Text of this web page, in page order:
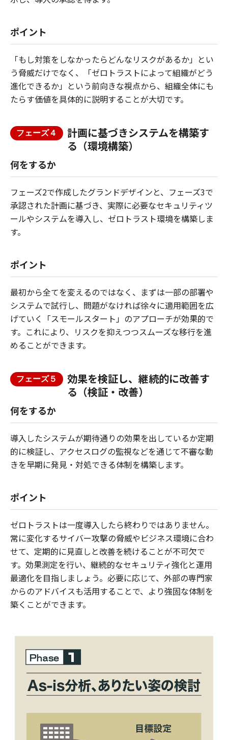
ポイント
「もし対策をしなかったらどんなリスクがあるか」とい
う脅威だけでなく、「ゼロトラストによって組織がどう
進化できるか」という前向きな視点から、組織全体にも
たらす価値を具体的に説明することが大切です。
フェーズ４
計画に基づきシステムを構築す
る（環境構築）
何をするか
フェーズ2で作成したグランドデザインと、フェーズ3で
承認された計画に基づき、実際に必要なセキュリティツ
ールやシステムを導入し、ゼロトラスト環境を構築しま
す。
ポイント
最初から全てを変えるのではなく、まずは一部の部署や
システムで試行し、問題がなければ徐々に適用範囲を広
げていく「スモールスタート」のアプローチが効果的で
す。これにより、リスクを抑えつつスムーズな移行を進
めることができます。
フェーズ５
効果を検証し、継続的に改善す
る（検証・改善）
何をするか
導入したシステムが期待通りの効果を出しているか定期
的に検証し、アクセスログの監視などを通じて不審な動
きを早期に発見・対処できる体制を構築します。
ポイント
ゼロトラストは一度導入したら終わりではありません。
常に変化するサイバー攻撃の脅威やビジネス環境に合わ
せて、定期的に見直しと改善を続けることが不可欠で
す。効果測定を行い、継続的なセキュリティ強化と運用
最適化を目指しましょう。必要に応じて、外部の専門家
からのアドバイスも活用することで、より強固な体制を
築くことができます。